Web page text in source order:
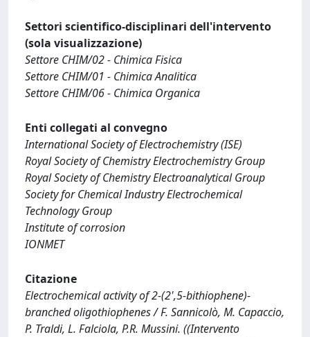
Settori scientifico-disciplinari dell'intervento
(sola visualizzazione)
Settore CHIM/02 - Chimica Fisica
Settore CHIM/01 - Chimica Analitica
Settore CHIM/06 - Chimica Organica
Enti collegati al convegno
International Society of Electrochemistry (ISE)
Royal Society of Chemistry Electrochemistry Group
Royal Society of Chemistry Electroanalytical Group
Society for Chemical Industry Electrochemical
Technology Group
Institute of corrosion
IONMET
Citazione
Electrochemical activity of 2-(2',5-bithiophene)-
branched oligothiophenes / F. Sannicolò, M. Capaccio,
P. Traldi, L. Falciola, P.R. Mussini. ((Intervento